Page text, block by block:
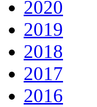
2020
2019
2018
2017
2016